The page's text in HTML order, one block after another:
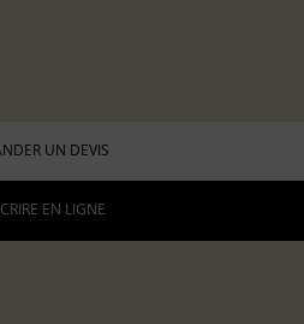
UN DEVIS
EN LIGNE